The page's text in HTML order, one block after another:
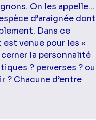
On les appelle…
d’araignée dont
Dans ce
venue pour les «
la personnalité
? perverses ? ou
? Chacune d’entre